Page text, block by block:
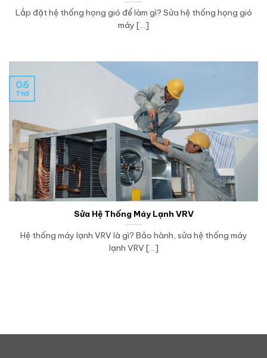
Lắp đặt hệ thống họng gió để làm gì? Sửa hệ thống họng gió
máy [...]
Sửa Hệ Thống Máy Lạnh VRV
Hệ thống máy lạnh VRV là gì? Bảo hành, sửa hệ thống máy
lạnh VRV [...]
06
Th5